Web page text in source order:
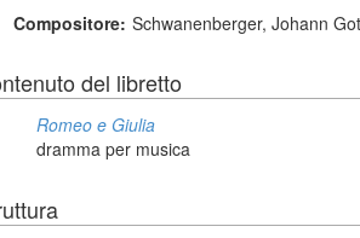
Compositore: Schwanenberger, Johann
del libretto
Romeo e Giulia
dramma per musica